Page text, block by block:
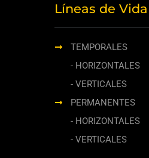
Líneas de Vida
TEMPORALES
- HORIZONTALES
- VERTICALES
PERMANENTES
- HORIZONTALES
- VERTICALES